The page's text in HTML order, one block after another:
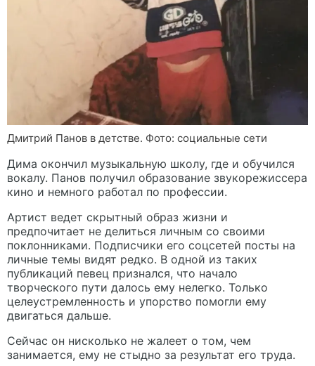
Дмитрий Панов в детстве. Фото: социальные сети
Дима окончил музыкальную школу, где и обучился
вокалу. Панов получил образование звукорежиссера
кино и немного работал по профессии.
Артист ведет скрытный образ жизни и
предпочитает не делиться личным со своими
поклонниками. Подписчики его соцсетей посты на
личные темы видят редко. В одной из таких
публикаций певец признался, что начало
творческого пути далось ему нелегко. Только
целеустремленность и упорство помогли ему
двигаться дальше.
Сейчас он нисколько не жалеет о том, чем
занимается, ему не стыдно за результат его труда.